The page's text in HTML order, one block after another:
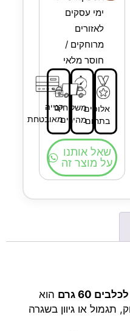
ימי עסקים
לאזורים
מרוחקים /
חוסר מלאי
אלופים
בתחום
משלוחים
מהירים
קנייה
מאובטחת
שאל אותנו
על מוצר זה
60 גרם
הוא
תגמול או גיוון בשגרה